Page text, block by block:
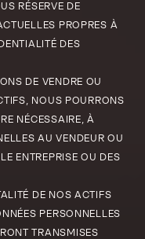
RÉSERVE DE
PROPRES À
DES
DE VENDRE OU
NOUS POURRONS
NÉCESSAIRE, À
AU VENDEUR OU
ENTREPRISE OU DES
DE NOS ACTIFS
PERSONNELLES
TRANSMISES